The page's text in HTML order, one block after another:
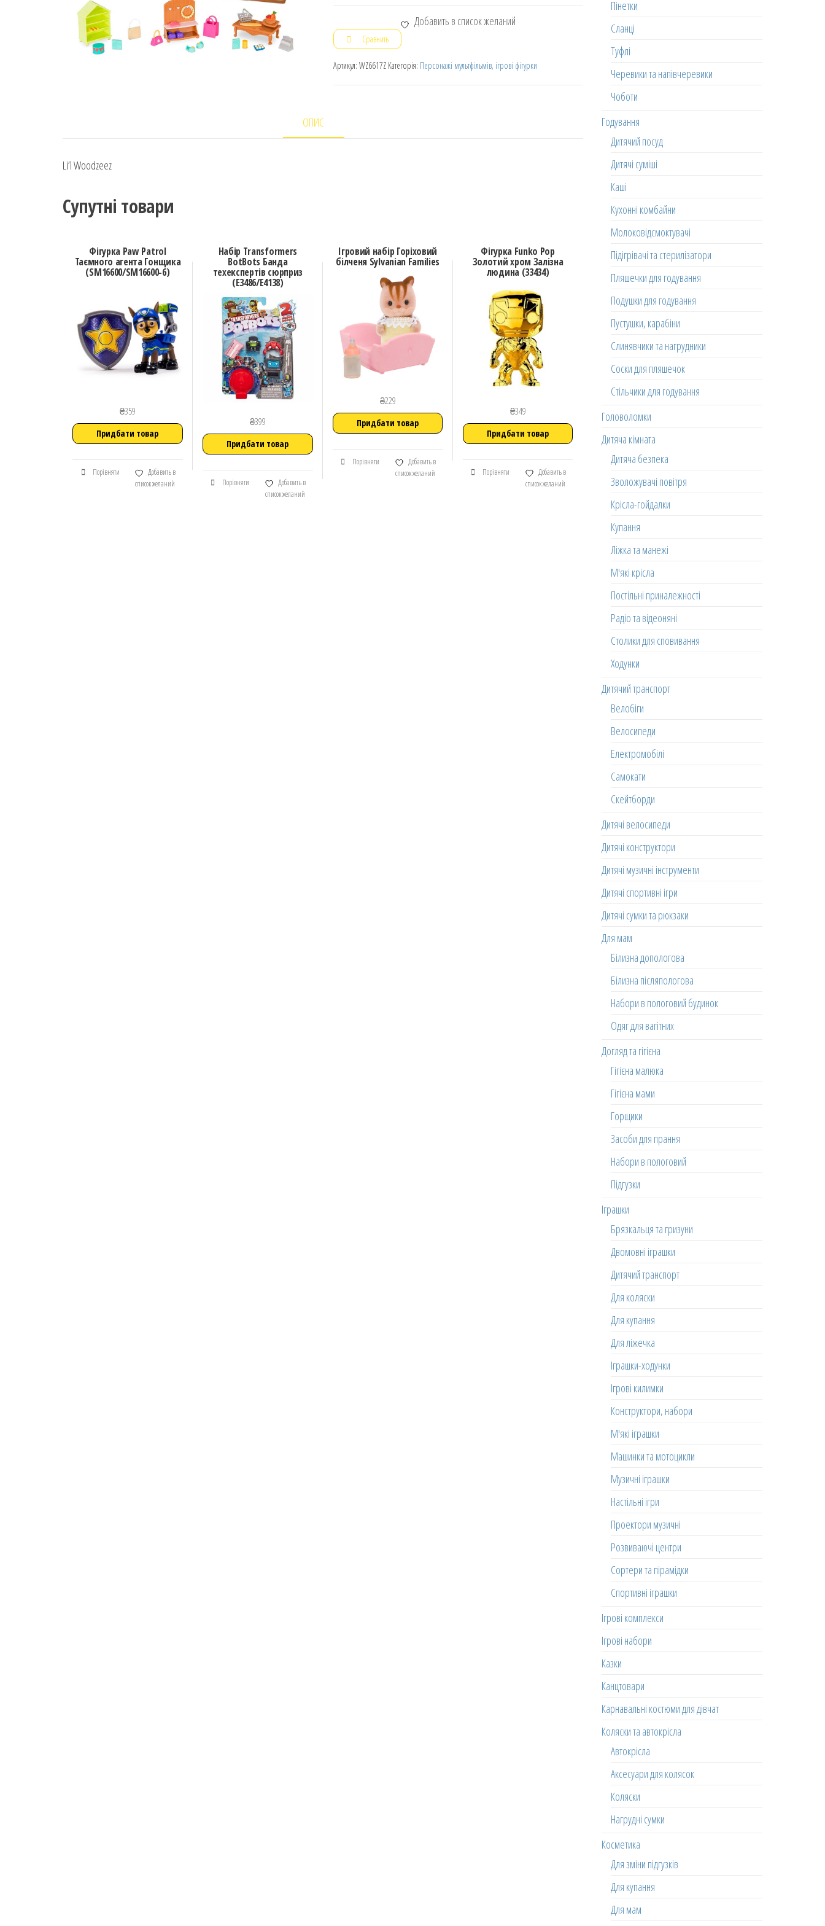
Добавить в список желаний
Сравнить
Артикул: WZ6617Z Категорія: Персонажі мультфільмів, ігрові фігурки
ОПИС
Li’l Woodzeez
Супутні товари
Фігурка Paw Patrol
Таємного агента Гонщика
(SM16600/SM16600-6)
₴359
Придбати товар
Порівняти
Добавить в
список желаний
Набір Transformers
BotBots Банда
техекспертів сюрприз
(E3486/E4138)
₴399
Придбати товар
Порівняти
Добавить в
список желаний
Ігровий набір Горіховий
білченя Sylvanian Families
₴229
Придбати товар
Порівняти
Добавить в
список желаний
Фігурка Funko Pop
Золотий хром Залізна
людина (33434)
₴349
Придбати товар
Порівняти
Добавить в
список желаний
Пінетки
Сланці
Туфлі
Черевики та напівчеревики
Чоботи
Годування
Дитячий посуд
Дитячі суміші
Каші
Кухонні комбайни
Молоковідсмоктувачі
Підігрівачі та стерилізатори
Пляшечки для годування
Подушки для годування
Пустушки, карабіни
Слинявчики та нагрудники
Соски для пляшечок
Стільчики для годування
Головоломки
Дитяча кімната
Дитяча безпека
Зволожувачі повітря
Крісла-гойдалки
Купання
Ліжка та манежі
М'які крісла
Постільні приналежності
Радіо та відеоняні
Столики для сповивання
Ходунки
Дитячий транспорт
Велобіги
Велосипеди
Електромобілі
Самокати
Скейтборди
Дитячі велосипеди
Дитячі конструктори
Дитячі музичні інструменти
Дитячі спортивні ігри
Дитячі сумки та рюкзаки
Для мам
Білизна допологова
Білизна післяпологова
Набори в пологовий будинок
Одяг для вагітних
Догляд та гігієна
Гігієна малюка
Гігієна мами
Горщики
Засоби для прання
Набори в пологовий
Підгузки
Іграшки
Брязкальця та гризуни
Двомовні іграшки
Дитячий транспорт
Для коляски
Для купання
Для ліжечка
Іграшки-ходунки
Ігрові килимки
Конструктори, набори
М'які іграшки
Машинки та мотоцикли
Музичні іграшки
Настільні ігри
Проектори музичні
Розвиваючі центри
Сортери та пірамідки
Спортивні іграшки
Ігрові комплекси
Ігрові набори
Казки
Канцтовари
Карнавальні костюми для дівчат
Коляски та автокрісла
Автокрісла
Аксесуари для колясок
Коляски
Нагрудні сумки
Косметика
Для зміни підгузків
Для купання
Для мам